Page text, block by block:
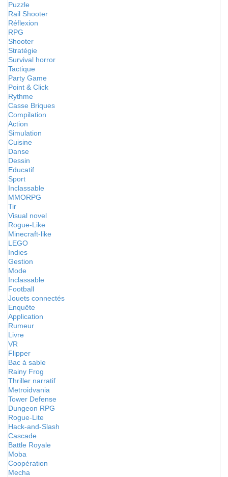
Puzzle
Rail Shooter
Réflexion
RPG
Shooter
Stratégie
Survival horror
Tactique
Party Game
Point & Click
Rythme
Casse Briques
Compilation
Action
Simulation
Cuisine
Danse
Dessin
Educatif
Sport
Inclassable
MMORPG
Tir
Visual novel
Rogue-Like
Minecraft-like
LEGO
Indies
Gestion
Mode
Inclassable
Football
Jouets connectés
Enquête
Application
Rumeur
Livre
VR
Flipper
Bac à sable
Rainy Frog
Thriller narratif
Metroidvania
Tower Defense
Dungeon RPG
Rogue-Lite
Hack-and-Slash
Cascade
Battle Royale
Moba
Coopération
Mecha